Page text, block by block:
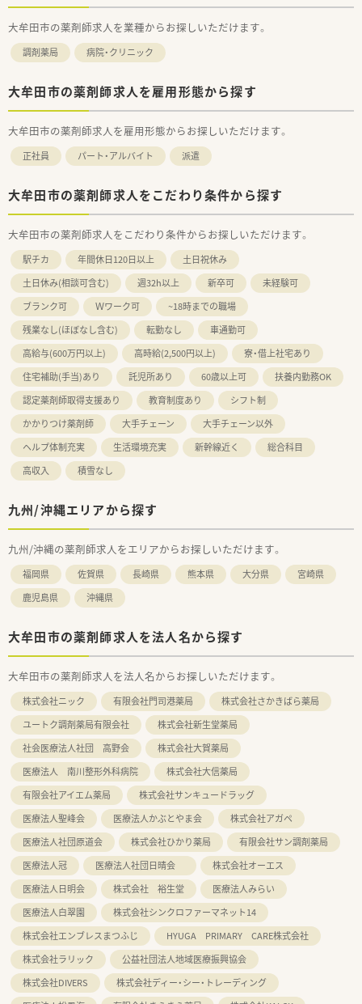
大牟田市の薬剤師求人を業種からお探しいただけます。
調剤薬局 病院・クリニック
大牟田市の薬剤師求人を雇用形態から探す
大牟田市の薬剤師求人を雇用形態からお探しいただけます。
正社員 パート・アルバイト 派遣
大牟田市の薬剤師求人をこだわり条件から探す
大牟田市の薬剤師求人をこだわり条件からお探しいただけます。
駅チカ 年間休日120日以上
土日祝休み
土日休み(相談可含む)
週32h以上 新卒可
未経験可
ブランク可
Ｗワーク可
~18時までの職場
残業なし(ほぼなし含む)
転勤なし
車通勤可
高給与(600万円以上)
高時給(2,500円以上)
寮・借上社宅あり
住宅補助(手当)あり
託児所あり 60歳以上可
扶養内勤務OK
認定薬剤師取得支援あり
教育制度あり
シフト制
かかりつけ薬剤師
大手チェーン
大手チェーン以外
ヘルプ体制充実
生活環境充実 新幹線近く
総合科目
高収入
積雪なし
九州/沖縄エリアから探す
九州/沖縄の薬剤師求人をエリアからお探しいただけます。
福岡県 佐賀県 長崎県 熊本県 大分県
宮崎県
鹿児島県
沖縄県
大牟田市の薬剤師求人を法人名から探す
大牟田市の薬剤師求人を法人名からお探しいただけます。
株式会社ニック 有限会社門司港薬局
株式会社さかきばら薬局
ユートク調剤薬局有限会社
株式会社新生堂薬局
社会医療法人社団 高野会
株式会社大賀薬局
医療法人 南川整形外科病院
株式会社大信薬局
有限会社アイエム薬局
株式会社サンキュードラッグ
医療法人聖峰会
医療法人かぶとやま会
株式会社アガペ
医療法人社団原道会
株式会社ひかり薬局
有限会社サン調剤薬局
医療法人冠
医療法人社団日晴会
株式会社オーエス
医療法人日明会
株式会社 裕生堂
医療法人みらい
医療法人白翠園
株式会社シンクロファーマネット14
株式会社エンブレスまつふじ
HYUGA PRIMARY CARE株式会社
株式会社ラリック
公益社団法人地域医療振興協会
株式会社DIVERS
株式会社ディー・シー・トレーディング